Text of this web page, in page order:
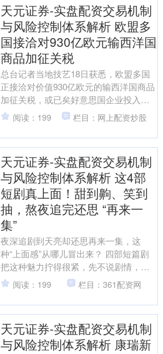
天元证券-实盘配资交易机制
与风险控制体系解析 欧盟多
国接洽对930亿欧元输西洋国
商品加征关税
总台记者当地技艺18日获悉，欧盟多国
正接洽对价值930亿欧元的输西洋国商品
加征关税，或已矣好意思国企业投入欧
盟阛阓，以反制好意思国总统特朗普为
赢得格陵兰岛而对欧....
阅读：199 栏目：网上配资炒股
天元证券-实盘配资交易机制
与风险控制体系解析 这4部
短剧真上面！甜到齁、笑到
抽，熬夜追完还思 “再来一
集”
夜深追剧到天亮却还思再来一集，这
种“上面感”从哪儿冒出来？ 四部短篇剧
把这种魅力拧得很紧，先不说剧情，先
说那种让东谈主心口被轻轻抓住的节拍
感。 短篇剧集常见每集....
阅读：199 栏目：361配资网
天元证券-实盘配资交易机制
与风险控制体系解析 康瑞新